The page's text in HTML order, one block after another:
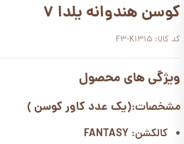
کوسن هندوانه یلدا 7
کد کالا: F3-K1315
ویژگی های محصول
مشخصات:(یک عدد کاور کوسن )
کالکشن: FANTASY